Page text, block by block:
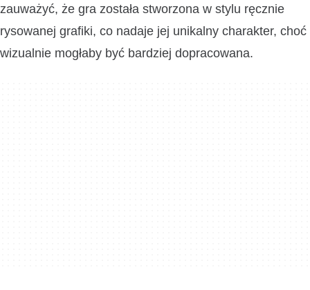
zauważyć, że gra została stworzona w stylu ręcznie
rysowanej grafiki, co nadaje jej unikalny charakter, choć
wizualnie mogłaby być bardziej dopracowana.